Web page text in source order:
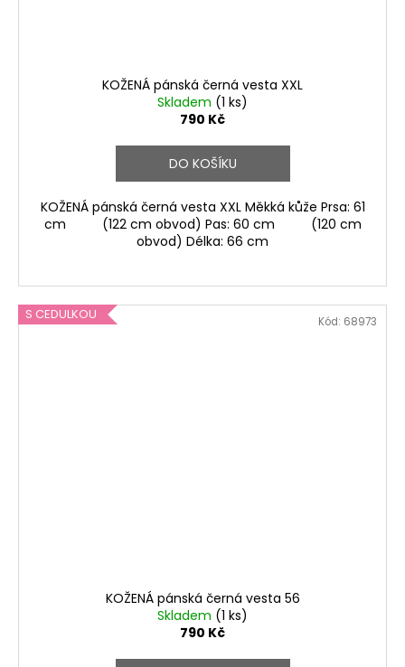
KOŽENÁ pánská černá vesta XXL
Skladem (1 ks)
790 Kč
DO KOŠÍKU
KOŽENÁ pánská černá vesta XXL Měkká kůže Prsa: 61
cm (122 cm obvod) Pas: 60 cm (120 cm
obvod) Délka: 66 cm
S CEDULKOU
KOŽENÁ pánská černá vesta 56
Skladem (1 ks)
790 Kč
Kód: 68973